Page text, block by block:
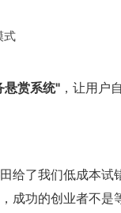
式
悬赏系统" ，让用户
给了我们低成本试
成功的创业者不